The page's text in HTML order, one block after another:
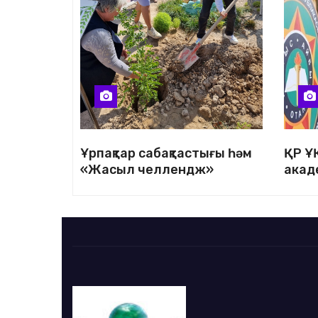
Ұрпақтар сабақтастығы һәм
«Жасыл челлендж»
ҚР